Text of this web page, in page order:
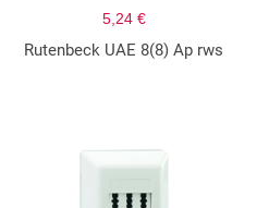
5,24 €
Rutenbeck UAE 8(8) Ap rws